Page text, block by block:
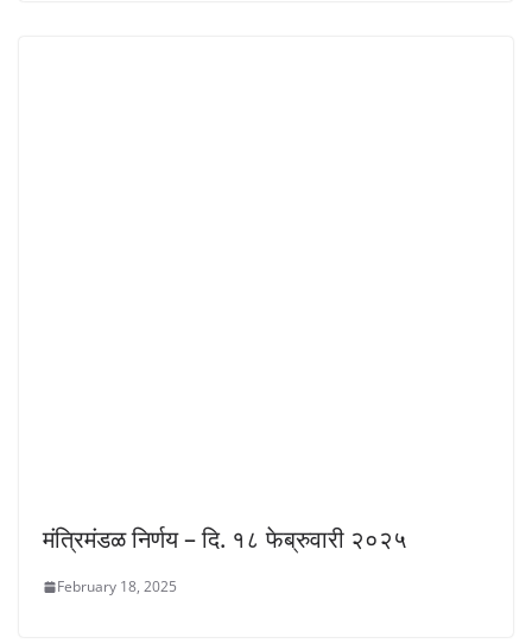
मंत्रिमंडळ निर्णय – दि. १८ फेब्रुवारी २०२५
February 18, 2025